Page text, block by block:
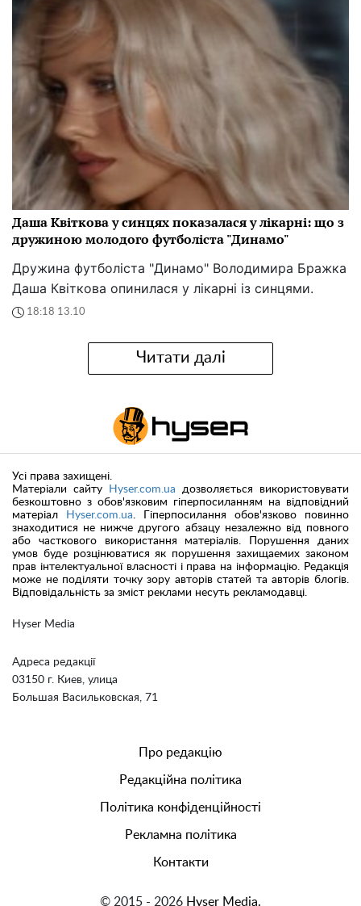
Даша Квіткова у синцях показалася у лікарні: що з
дружиною молодого футболіста "Динамо"
Дружина футболіста "Динамо" Володимира Бражка
Даша Квіткова опинилася у лікарні із синцями.
18:18 13.10
Читати далі
Hyser Media
Адреса редакції
03150 г. Киев, улица
Большая Васильковская, 71
Усі права захищені.
Матеріали сайту
Hyser.com.ua дозволяється використовувати
безкоштовно з обов'язковим гіперпосиланням на відповідний
матеріал
Hyser.com.ua . Гіперпосилання обов'язково повинно
знаходитися не нижче другого абзацу незалежно від повного
або часткового використання матеріалів. Порушення даних
умов буде розцінюватися як порушення захищаемих законом
прав інтелектуальної власності і права на інформацію. Редакція
може не поділяти точку зору авторів статей та авторів блогів.
Відповідальність за зміст реклами несуть рекламодавці.
Про редакцію
Редакційна політика
Політика конфіденційності
Рекламна політика
Контакти
© 2015 - 2026 Hyser Media.